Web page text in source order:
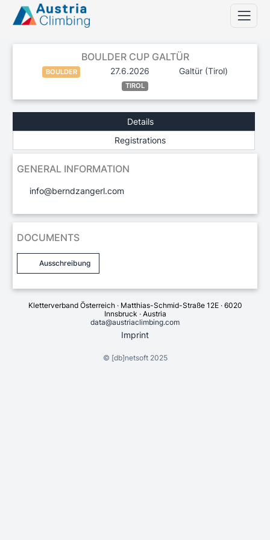
BOULDER CUP GALTÜR
BOULDER 27.6.2026 Galtür (Tirol)
TIROL
Details
Registrations
GENERAL INFORMATION
info@berndzangerl.com
DOCUMENTS
Ausschreibung
Kletterverband Österreich · Matthias-Schmid-Straße 12E · 6020
Innsbruck · Austria
data@austriaclimbing.com
Imprint
© [db]netsoft2025